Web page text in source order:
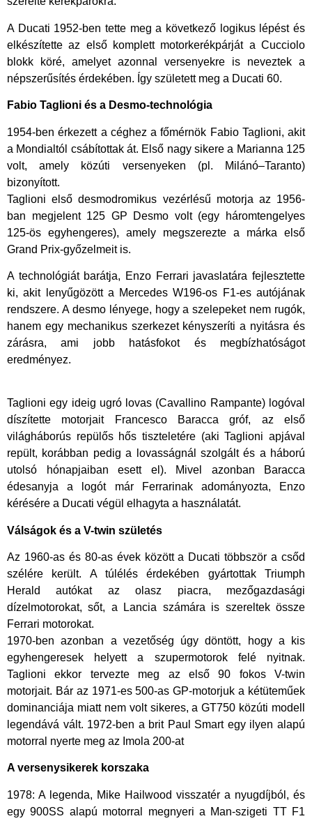
A Ducati 1952-ben tette meg a következő logikus lépést és
elkészítette az első komplett motorkerékpárját a Cucciolo
blokk köré, amelyet azonnal versenyekre is neveztek a
népszerűsítés érdekében. Így született meg a Ducati 60.
Fabio Taglioni és a Desmo-technológia
​1954-ben érkezett a céghez a főmérnök Fabio Taglioni, akit
a Mondialtól csábítottak át. Első nagy sikere a Marianna 125
volt, amely közúti versenyeken (pl. Milánó–Taranto)
bizonyított.
Taglioni első desmodromikus vezérlésű motorja az 1956-
ban megjelent 125 GP Desmo volt (egy háromtengelyes
125-ös egyhengeres), amely megszerezte a márka első
Grand Prix-győzelmeit is.
A technológiát barátja, Enzo Ferrari javaslatára fejlesztette
ki, akit lenyűgözött a Mercedes W196-os F1-es autójának
rendszere. A desmo lényege, hogy a szelepeket nem rugók,
hanem egy mechanikus szerkezet kényszeríti a nyitásra és
zárásra, ami jobb hatásfokot és megbízhatóságot
eredményez.
​Taglioni egy ideig ugró lovas (Cavallino Rampante) logóval
díszítette motorjait Francesco Baracca gróf, az első
világháborús repülős hős tiszteletére (aki Taglioni apjával
repült, korábban pedig a lovasságnál szolgált és a háború
utolsó hónapjaiban esett el). Mivel azonban Baracca
édesanyja a logót már Ferrarinak adományozta, Enzo
kérésére a Ducati végül elhagyta a használatát.
Válságok és a V-twin születés
Az 1960-as és 80-as évek között a Ducati többször a csőd
szélére került. A túlélés érdekében gyártottak Triumph
Herald autókat az olasz piacra, mezőgazdasági
dízelmotorokat, sőt, a Lancia számára is szereltek össze
Ferrari motorokat.
​1970-ben azonban a vezetőség úgy döntött, hogy a kis
egyhengeresek helyett a szupermotorok felé nyitnak.
Taglioni ekkor tervezte meg az első 90 fokos V-twin
motorjait. Bár az 1971-es 500-as GP-motorjuk a kétüteműek
dominanciája miatt nem volt sikeres, a GT750 közúti modell
legendává vált. 1972-ben a brit Paul Smart egy ilyen alapú
motorral nyerte meg az Imola 200-at
A versenysikerek korszaka
​1978: A legenda, Mike Hailwood visszatér a nyugdíjból, és
egy 900SS alapú motorral megnyeri a Man-szigeti TT F1